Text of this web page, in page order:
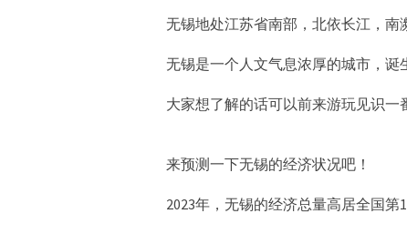
无锡地处江苏省南部，北依长江，南
无锡是一个人文气息浓厚的城市，诞
大家想了解的话可以前来游玩见识一
来预测一下无锡的经济状况吧！
2023年，无锡的经济总量高居全国第